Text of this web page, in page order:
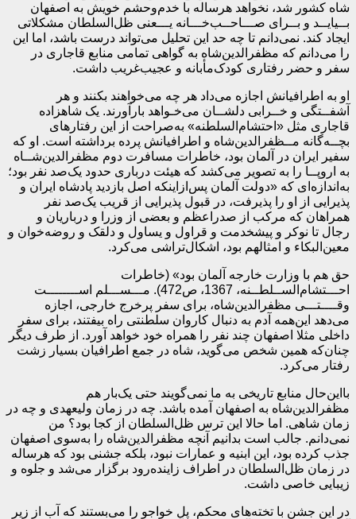
شاه کشور شد، نخواهد هرساله با خدم‌وحشم خویش به اصفهان
بــیایــد و بــرای صـــاحــب‌خـــانه یـــعنی ظل‌السلطان مشکلاتی
ایجاد کند. نمی‌دانم تا چه حد این تحلیل می‌تواند درست باشد، اما این
را می‌دانم که مظفرالدین‌شاه به گواهی تمامی منابع قاجاری در
سفر و حضر رفتاری کودک‌مأبانه و عجیب‌غریب داشت.
او به اطرافیانش اجازه می‌داد هر چه می‌خواهند بکنند و هر
آشفــتگی و خــرابی دلشــان می‌خـواهد بارآورند. یک شاهزاده
قاجاری مثل «احتشام‌السلطنه» به‌صراحت از این رفتارهای
بچــه‌گانه مــظفرالدین‌شاه و اطرافیانش پرده برداشته است. او که
سفیر ایران در آلمان بود، خاطرات مسافرت دوم مظفرالدین‌شــاه
به اروپــا را به تصویر می‌کشد که هیئت درباری حدود یک‌صد نفر بود؛
به‌اندازه‌ای که «دولت آلمان پس‌ازاینکه اصل بازدید پادشاه ایران و
پذیرایی از او را پذیرفت، در قبول پذیرایی از قریب یک‌صد نفر
همراهان که مرکب از صدراعظم و بعضی از وزرا و درباریان و
رجال تا نوکر و پیشخدمت و قراول و یساول و دلقک و روضه‌خوان و
معین‌البکاء و امثالهم بود، اشکال‌تراشی می‌کرد.
حق هم با وزارت خارجه آلمان بود» (خاطرات
احـــتشام‌الســلطــنه، 1367، ص472). مـــســـلم اســــــــت
وقــــتـــی مظفرالدین‌شاه، برای سفر پرخرج خارجی، اجازه
می‌دهد این‌همه آدم به دنبال کاروان سلطنتی راه بیفتند، برای سفر
داخلی مثلا اصفهان چند نفر را همراه خود خواهد آورد. از طرف دیگر
چنان‌که همین شخص می‌گوید، شاه در جمع اطرافیان بسیار زشت
رفتار می‌کرد.
بااین‌حال منابع تاریخی به ما نمی‌گویند حتی یک‌بار هم
مظفرالدین‌شاه به اصفهان آمده باشد. چه در زمان ولیعهدی و چه در
زمان شاهی. اما حالا این ترس ظل‌السلطان از کجا بود؟ من
نمی‌دانم. جالب است بدانیم آنچه مظفرالدین‌شاه را به‌سوی اصفهان
جذب کرده بود، این ابنیه و عمارات نبود، بلکه جشنی بود که هرساله
در زمان ظل‌السلطان در اطراف زاینده‌رود برگزار می‌شد و جلوه و
زیبایی خاصی داشت.
در این جشن با تخته‌های محکم، پل خواجو را می‌بستند که آب از زیر